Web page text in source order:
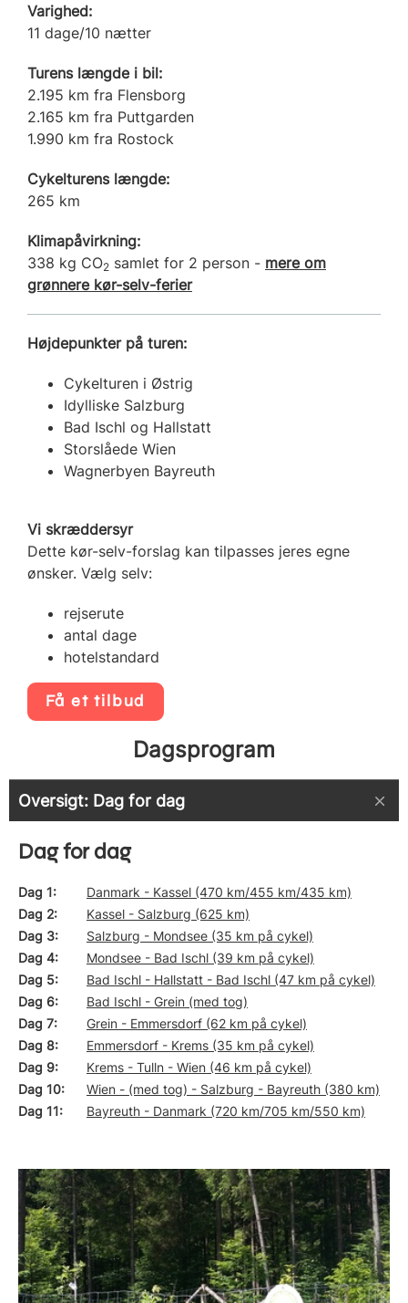
Varighed:
11 dage/10 nætter
Turens længde i bil:
2.195 km fra Flensborg
2.165 km fra Puttgarden
1.990 km fra Rostock
Cykelturens længde:
265 km
Klimapåvirkning:
338 kg CO2 samlet for 2 person - mere om
grønnere kør-selv-ferier
Højdepunkter på turen:
Cykelturen i Østrig
Idylliske Salzburg
Bad Ischl og Hallstatt
Storslåede Wien
Wagnerbyen Bayreuth
Vi skræddersyr
Dette kør-selv-forslag kan tilpasses jeres egne
ønsker. Vælg selv:
rejserute
antal dage
hotelstandard
Få et tilbud
Dagsprogram
Oversigt: Dag for dag
Dag for dag
Dag 1
Danmark - Kassel (470 km/455 km/435 km)
Dag 2
Kassel - Salzburg (625 km)
Dag 3
Salzburg - Mondsee (35 km på cykel)
Dag 4
Mondsee - Bad Ischl (39 km på cykel)
Dag 5
Bad Ischl - Hallstatt - Bad Ischl (47 km på cykel)
Dag 6
Bad Ischl - Grein (med tog)
Dag 7
Grein - Emmersdorf (62 km på cykel)
Dag 8
Emmersdorf - Krems (35 km på cykel)
Dag 9
Krems - Tulln - Wien (46 km på cykel)
Dag 10
Wien - (med tog) - Salzburg - Bayreuth (380 km)
Dag 11
Bayreuth - Danmark (720 km/705 km/550 km)